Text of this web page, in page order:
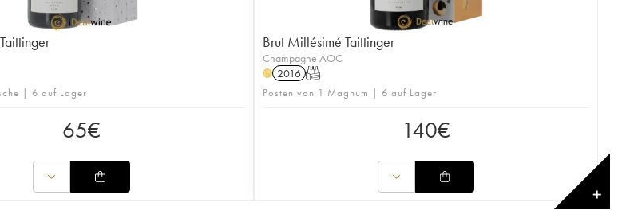
| 6 auf Lager
65€
Brut Millésimé Taittinger
Champagne AOC
H 2016 T
Posten von 1 Magnum | 6 auf Lager
140€
✕